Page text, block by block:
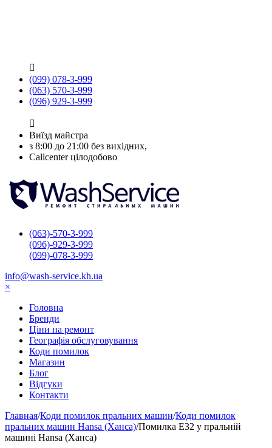

(099) 078-3-999
(063) 570-3-999
(096) 929-3-999

Виїзд майстра
з 8:00 до 21:00 без вихідних,
Callcenter цілодобово
(063)-570-3-999
(096)-929-3-999
(099)-078-3-999
info@wash-service.kh.ua
×
Головна
Бренди
Ціни на ремонт
Географія обслуговування
Коди помилок
Магазин
Блог
Відгуки
Контакти
Главная/Коди помилок пральних машин/Коди помилок
пральних машин Hansa (Ханса)/Помилка Е32 у пральній
машині Hansa (Ханса)